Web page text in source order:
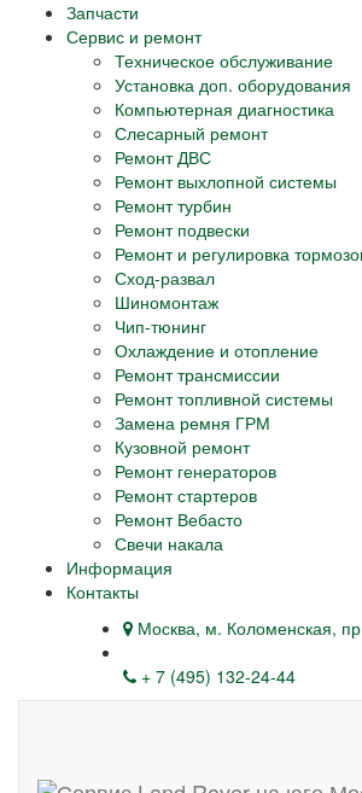
Запчасти
Сервис и ремонт
Техническое обслуживание
Установка доп. оборудования
Компьютерная диагностика
Слесарный ремонт
Ремонт ДВС
Ремонт выхлопной системы
Ремонт турбин
Ремонт подвески
Ремонт и регулировка
Сход-развал
Шиномонтаж
Чип-тюнинг
Охлаждение и отопление
Ремонт трансмиссии
Ремонт топливной системы
Замена ремня ГРМ
Кузовной ремонт
Ремонт генераторов
Ремонт стартеров
Ремонт Вебасто
Свечи накала
Информация
Контакты
Москва, м. Коломенская,
+ 7 (495) 132-24-44